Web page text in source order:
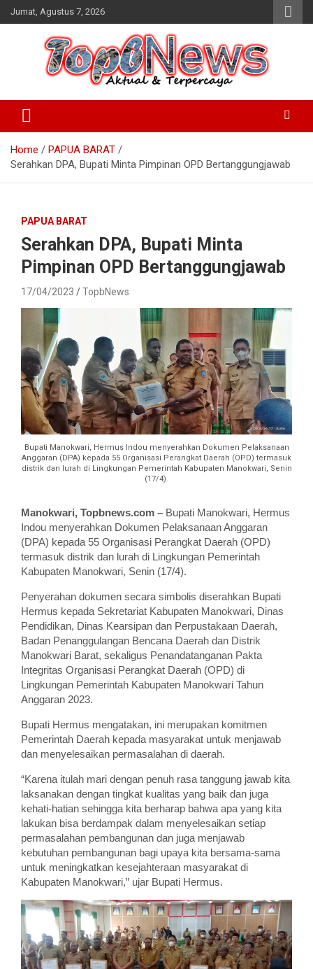
Skip
to
Jumat, Agustus 7, 2026
Home
PAPUA BARAT
Serahkan DPA, Bupati Minta Pimpinan OPD Bertanggungjawab
PAPUA BARAT
Serahkan DPA, Bupati Minta
Pimpinan OPD Bertanggungjawab
17/04/2023 TopbNews
Bupati Manokwari, Hermus Indou menyerahkan Dokumen Pelaksanaan
Anggaran (DPA) kepada 55 Organisasi Perangkat Daerah (OPD) termasuk
distrik dan lurah di Lingkungan Pemerintah Kabupaten Manokwari, Senin
(17/4).
Manokwari, Topbnews.com – Bupati Manokwari, Hermus
Indou menyerahkan Dokumen Pelaksanaan Anggaran
(DPA) kepada 55 Organisasi Perangkat Daerah (OPD)
termasuk distrik dan lurah di Lingkungan Pemerintah
Kabupaten Manokwari, Senin (17/4).
Penyerahan dokumen secara simbolis diserahkan Bupati
Hermus kepada Sekretariat Kabupaten Manokwari, Dinas
Pendidikan, Dinas Kearsipan dan Perpustakaan Daerah,
Badan Penanggulangan Bencana Daerah dan Distrik
Manokwari Barat, sekaligus Penandatanganan Pakta
Integritas Organisasi Perangkat Daerah (OPD) di
Lingkungan Pemerintah Kabupaten Manokwari Tahun
Anggaran 2023.
Bupati Hermus mengatakan, ini merupakan komitmen
Pemerintah Daerah kepada masyarakat untuk menjawab
dan menyelesaikan permasalahan di daerah.
“Karena itulah mari dengan penuh rasa tanggung jawab kita
laksanakan dengan tingkat kualitas yang baik dan juga
kehati-hatian sehingga kita berharap bahwa apa yang kita
lakukan bisa berdampak dalam menyelesaikan setiap
permasalahan pembangunan dan juga menjawab
kebutuhan pembangunan bagi upaya kita bersama-sama
untuk meningkatkan kesejahteraan masyarakat di
Kabupaten Manokwari,” ujar Bupati Hermus.